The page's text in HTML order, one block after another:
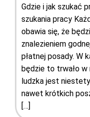
Gdzie i jak szukać
szukania pracy
obawia się, że
znalezieniem
płatnej posady. W
będzie to trwało w
ludzka jest
nawet krótkich
[…]